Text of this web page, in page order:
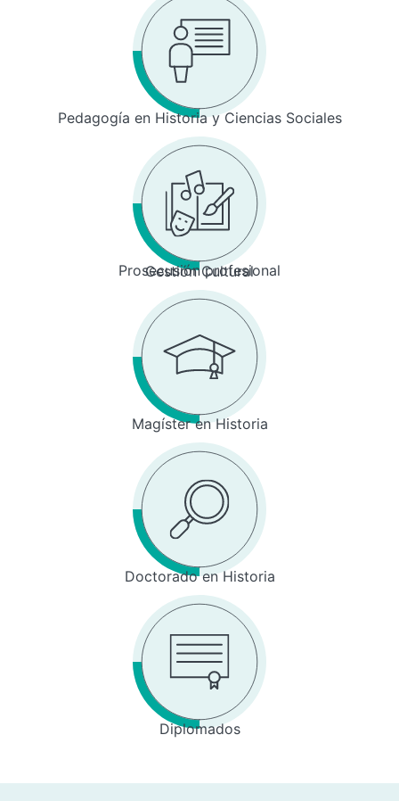
Pedagogía en Historia y Ciencias Sociales
Prosecusión profesional
Gestión Cultural
Magíster en Historia
Doctorado en Historia
Diplomados